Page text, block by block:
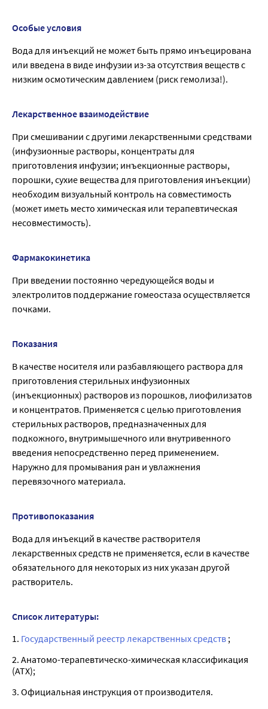
Особые условия
Вода для инъекций не может быть прямо инъецирована
или введена в виде инфузии из-за отсутствия веществ с
низким осмотическим давлением (риск гемолиза!).
Лекарственное взаимодействие
При смешивании с другими лекарственными средствами
(инфузионные растворы, концентраты для
приготовления инфузии; инъекционные растворы,
порошки, сухие вещества для приготовления инъекции)
необходим визуальный контроль на совместимость
(может иметь место химическая или терапевтическая
несовместимость).
Фармакокинетика
При введении постоянно чередующейся воды и
электролитов поддержание гомеостаза осуществляется
почками.
Показания
В качестве носителя или разбавляющего раствора для
приготовления стерильных инфузионных
(инъекционных) растворов из порошков, лиофилизатов
и концентратов. Применяется с целью приготовления
стерильных растворов, предназначенных для
подкожного, внутримышечного или внутривенного
введения непосредственно перед применением.
Наружно для промывания ран и увлажнения
перевязочного материала.
Противопоказания
Вода для инъекций в качестве растворителя
лекарственных средств не применяется, если в качестве
обязательного для некоторых из них указан другой
растворитель.
Список литературы:
1. Государственный реестр лекарственных средств ;
2. Анатомо-терапевтическо-химическая классификация
(ATX);
3. Официальная инструкция от производителя.